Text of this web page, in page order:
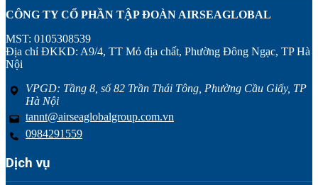
CÔNG TY CỔ PHẦN TẬP ĐOÀN AIRSEAGLOBAL
MST: 0105308539
Địa chỉ ĐKKD: A9/4, TT Mỏ địa chất, Phường Đông Ngạc, TP Hà
Nội
VPGD: Tầng 8, số 82 Trần Thái Tông, Phường Cầu Giấy, TP
Hà Nội
tannt@airseaglobalgroup.com.vn
0984291559
Dịch vụ